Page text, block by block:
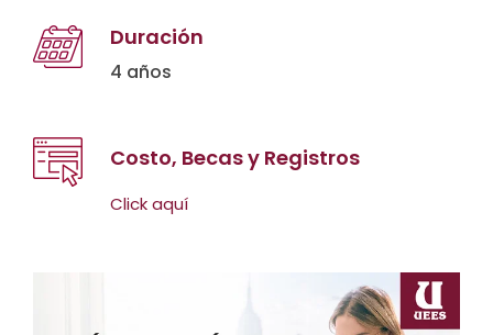
Duración
4 años
Costo, Becas y Registros
Click aquí